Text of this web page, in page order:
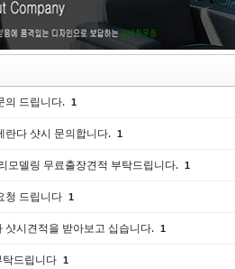
의 드립니다. 1
란다 샷시 문의합니다. 1
모델링 무료출장견적 부탁드립니다. 1
청 드립니다 1
샷시견적을 받아보고 십습니다. 1
드립니다 1